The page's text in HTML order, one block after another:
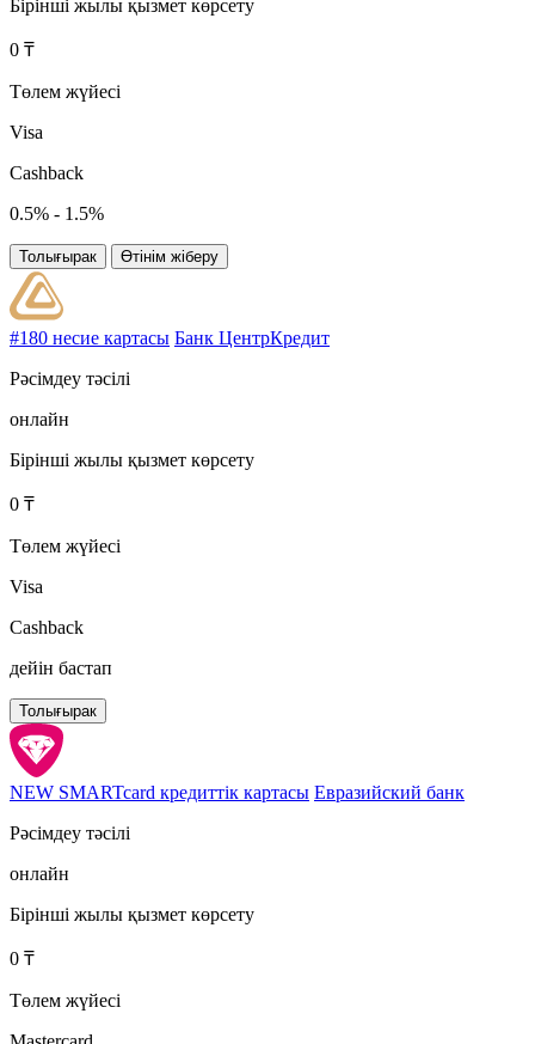
Бірінші жылы қызмет көрсету
0 ₸
Төлем жүйесі
Visa
Cashback
0.5% - 1.5%
Толығырак Өтінім жіберу
#180 несие картасы Банк ЦентрКредит
Рәсімдеу тәсілі
онлайн
Бірінші жылы қызмет көрсету
0 ₸
Төлем жүйесі
Visa
Cashback
дейін бастап
Толығырак
NEW SMARTcard кредиттік картасы Евразийский банк
Рәсімдеу тәсілі
онлайн
Бірінші жылы қызмет көрсету
0 ₸
Төлем жүйесі